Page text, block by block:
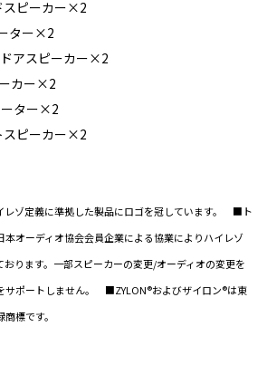
ピーカー×2
ター×2
アスピーカー×2
カー×2
ター×2
ピーカー×2
レゾ定義に準拠した製品にロゴを冠しています。 ■ト
本オーディオ協会会員企業による協業によりハイレゾ
ります。一部スピーカーの変更/オーディオの変更を
サポートしません。 ■ZYLON®およびザイロン®は東
標です。